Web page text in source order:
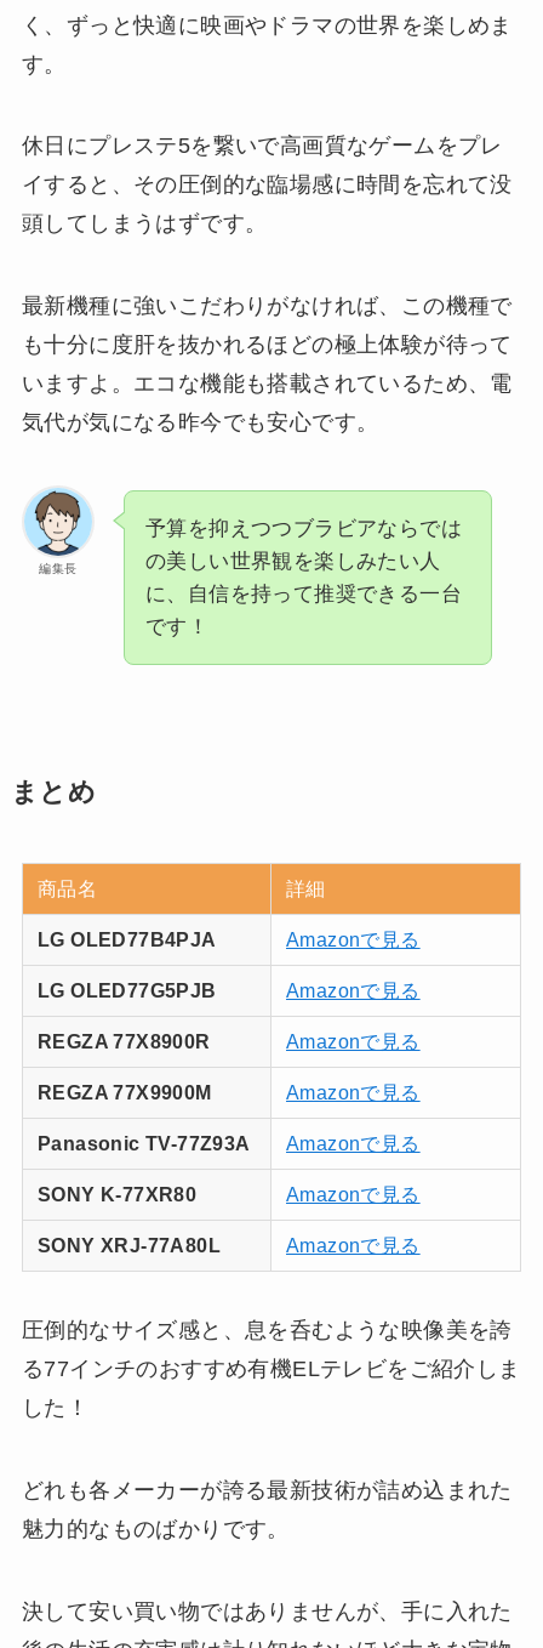
く、ずっと快適に映画やドラマの世界を楽しめま
す。
休日にプレステ5を繋いで高画質なゲームをプレ
イすると、その圧倒的な臨場感に時間を忘れて没
頭してしまうはずです。
最新機種に強いこだわりがなければ、この機種で
も十分に度肝を抜かれるほどの極上体験が待って
いますよ。エコな機能も搭載されているため、電
気代が気になる昨今でも安心です。
編集長
予算を抑えつつブラビアならでは
の美しい世界観を楽しみたい人
に、自信を持って推奨できる一台
です！
まとめ
商品名 詳細
LG OLED77B4PJA Amazonで見る
LG OLED77G5PJB Amazonで見る
REGZA 77X8900R Amazonで見る
REGZA 77X9900M Amazonで見る
Panasonic TV-77Z93A Amazonで見る
SONY K-77XR80 Amazonで見る
SONY XRJ-77A80L Amazonで見る
圧倒的なサイズ感と、息を呑むような映像美を誇
る77インチのおすすめ有機ELテレビをご紹介しま
した！
どれも各メーカーが誇る最新技術が詰め込まれた
魅力的なものばかりです。
決して安い買い物ではありませんが、手に入れた